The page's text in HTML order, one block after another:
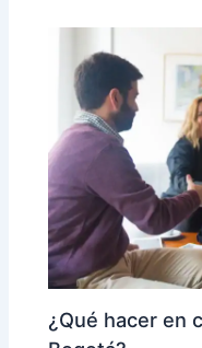
¿Qué hacer en